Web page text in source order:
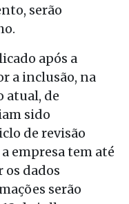
serão
após a
a inclusão, na
atual, de
sido
de revisão
empresa tem até
os dados
serão